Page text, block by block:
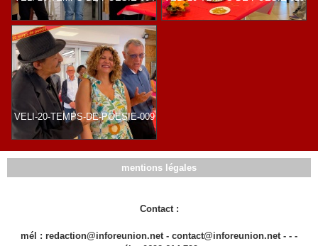
VELI-20-TEMPS-DE-POESIE-009
mentions légales
Contact :
mél : redaction@inforeunion.net - contact@inforeunion.net - - -